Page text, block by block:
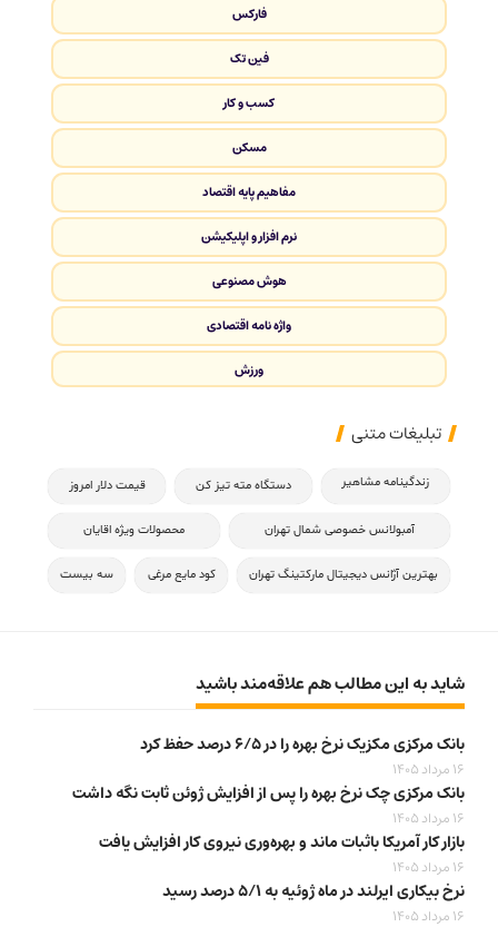
فارکس
فین تک
کسب و کار
مسکن
مفاهیم پایه اقتصاد
نرم افزار و اپلیکیشن
هوش مصنوعی
واژه نامه اقتصادی
ورزش
تبلیغات متنی
زندگینامه مشاهیر دستگاه مته تیز کن قیمت دلار امروز
آمبولانس خصوصی شمال تهران محصولات ویژه اقایان
بهترین آژانس دیجیتال مارکتینگ تهران کود مایع مرغی سه بیست
شاید به این مطالب هم علاقه‌مند باشید
بانک مرکزی مکزیک نرخ بهره را در ۶/۵ درصد حفظ کرد
16 مرداد 1405
بانک مرکزی چک نرخ بهره را پس از افزایش ژوئن ثابت نگه داشت
16 مرداد 1405
بازار کار آمریکا باثبات ماند و بهره‌وری نیروی کار افزایش یافت
16 مرداد 1405
نرخ بیکاری ایرلند در ماه ژوئیه به ۵/۱ درصد رسید
16 مرداد 1405